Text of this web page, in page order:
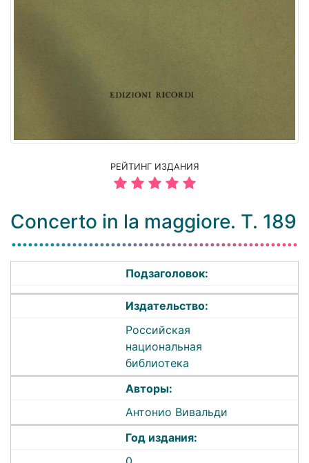
РЕЙТИНГ ИЗДАНИЯ
Concerto in la maggiore. T. 189
Подзаголовок:
Издательство:
Российская
национальная
библиотека
Авторы:
Антонио Вивальди
Год издания: